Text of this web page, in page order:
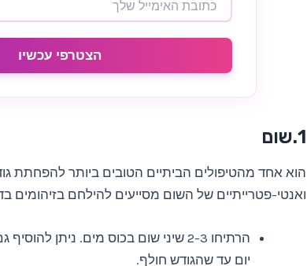
הצטרפי עכשיו
1.שום
הוא אחד מהטיפולים הביתיים הטובים ביותר להפחתת
ואנטי-פטרייתיים של השום מסייעים להילחם בזיהומים
יום עד שהגודש חולף.